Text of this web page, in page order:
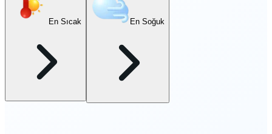
En Sıcak En Soğuk